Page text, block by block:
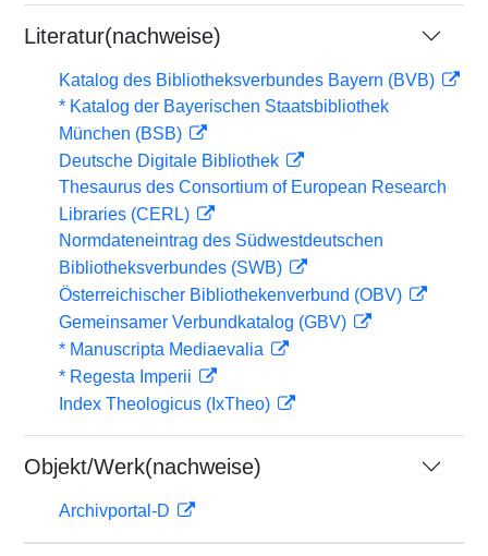
Literatur(nachweise)
Katalog des Bibliotheksverbundes Bayern (BVB)
* Katalog der Bayerischen Staatsbibliothek
München (BSB)
Deutsche Digitale Bibliothek
Thesaurus des Consortium of European Research
Libraries (CERL)
Normdateneintrag des Südwestdeutschen
Bibliotheksverbundes (SWB)
Österreichischer Bibliothekenverbund (OBV)
Gemeinsamer Verbundkatalog (GBV)
* Manuscripta Mediaevalia
* Regesta Imperii
Index Theologicus (IxTheo)
Objekt/Werk(nachweise)
Archivportal-D